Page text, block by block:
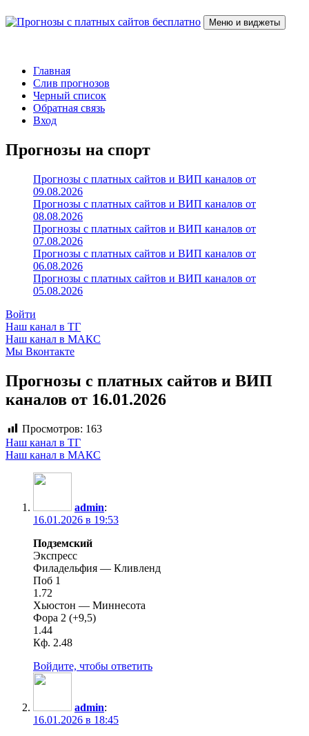
к
Меню и виджеты
Главная
Слив прогнозов
Черный список
Обратная связь
Вход
Прогнозы на спорт
Прогнозы с платных сайтов и ВИП каналов от
09.08.2026
Прогнозы с платных сайтов и ВИП каналов от
08.08.2026
Прогнозы с платных сайтов и ВИП каналов от
07.08.2026
Прогнозы с платных сайтов и ВИП каналов от
06.08.2026
Прогнозы с платных сайтов и ВИП каналов от
05.08.2026
Войти
Наш канал в ТГ
Наш канал в МАКС
Мы Вконтакте
Прогнозы с платных сайтов и ВИП
каналов от 16.01.2026
Просмотров: 163
Наш канал в ТГ
Наш канал в МАКС
admin:
16.01.2026 в 19:53
Подземский
Экспресс
Филадельфия — Кливленд
Поб 1
1.72
Хьюстон — Миннесота
Фора 2 (+9,5)
1.44
Кф. 2.48
Войдите, чтобы ответить
admin:
16.01.2026 в 18:45